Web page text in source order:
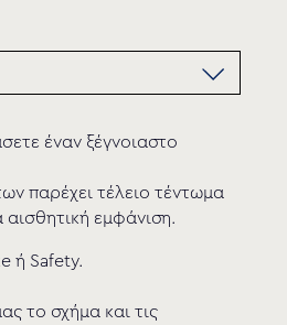
έναν ξέγνοιαστο
παρέχει τέλειο τέντωμα
εμφάνιση.
ή Safety.
το σχήμα και τις